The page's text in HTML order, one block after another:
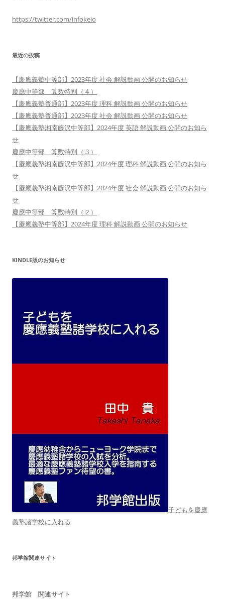
https://twitter.com/infokeio
最近の投稿
【慶應義塾中等部】2023年度 社会 解説動画 公開のお知らせ
慶應中等部 算数特別（４）
【慶應義塾普通部】2023年度 理科 解説動画 公開のお知らせ
【慶應義塾普通部】2023年度 社会 解説動画 公開のお知らせ
【慶應義塾湘南藤沢中等部】2024年度 英語 解説動画 公開のお知ら
せ
慶應中等部 算数特別（３）
【慶應義塾湘南藤沢中等部】2024年度 理科 解説動画 公開のお知ら
せ
【慶應義塾湘南藤沢中等部】2024年度 社会 解説動画 公開のお知ら
せ
慶應中等部 算数特別（２）
【慶應義塾中等部】2024年度 理科 解説動画 公開のお知らせ
KINDLE版のお知らせ
子どもを慶應
義塾諸学校に入れる
邦学館関連サイト
邦学館 関連サイト